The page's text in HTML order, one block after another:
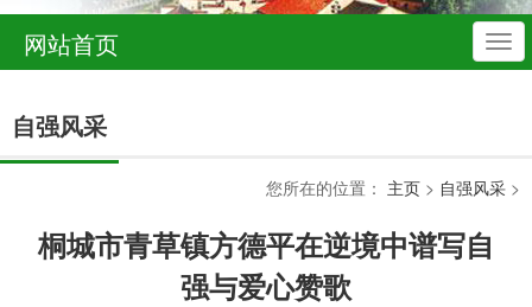
导
航
网站首页
自强风采
您所在的位置： 主页 > 自强风采 >
桐城市青草镇方德平在逆境中谱写自
强与爱心赞歌